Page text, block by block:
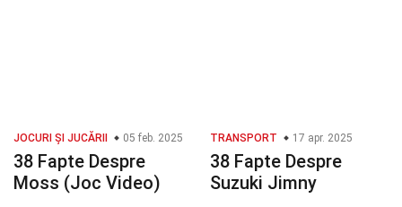
JOCURI ȘI JUCĂRII 05 feb. 2025
38 Fapte Despre
Moss (Joc Video)
TRANSPORT 17 apr. 2025
38 Fapte Despre
Suzuki Jimny